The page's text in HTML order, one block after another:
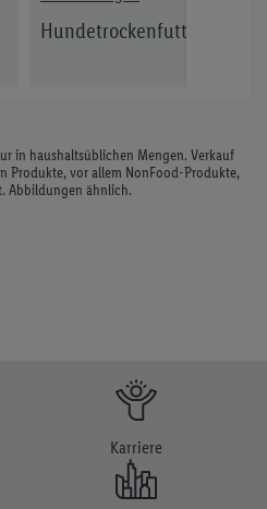
Hundetrockenfutter
in haushaltsüblichen Mengen. Verkauf
Produkte, vor allem NonFood-Produkte,
Abbildungen ähnlich.
Karriere
Datenschutzbestimmungen